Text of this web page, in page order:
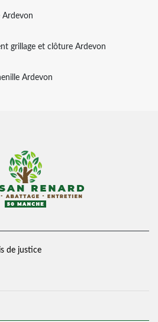
Ardevon
grillage et clôture Ardevon
Ardevon
de justice